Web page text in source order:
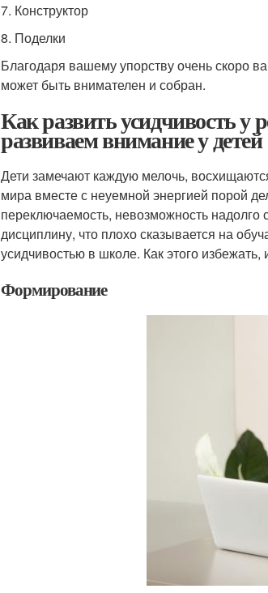
7. Конструктор
8. Поделки
Благодаря вашему упорству очень скоро
может быть внимателен и собран.
Как развить усидчивость у
развиваем внимание у детей
Дети замечают каждую мелочь,
мира вместе с неуемной энергией порой
переключаемость, невозможность надолго
дисциплину, что плохо сказывается на
усидчивостью в школе. Как этого
Формирование